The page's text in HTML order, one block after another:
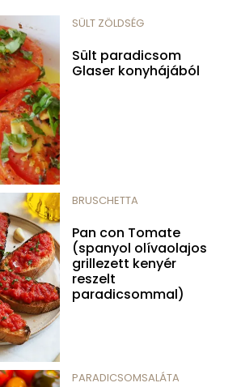
SÜLT ZÖLDSÉG
Sült paradicsom
Glaser konyhájából
BRUSCHETTA
Pan con Tomate
(spanyol olívaolajos
grillezett kenyér
reszelt
paradicsommal)
PARADICSOMSALÁTA